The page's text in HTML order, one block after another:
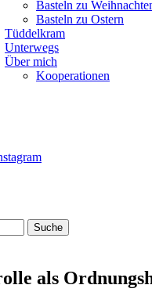
Basteln zu
Basteln zu Ostern
Tüddelkram
Unterwegs
Über mich
Kooperationen
als